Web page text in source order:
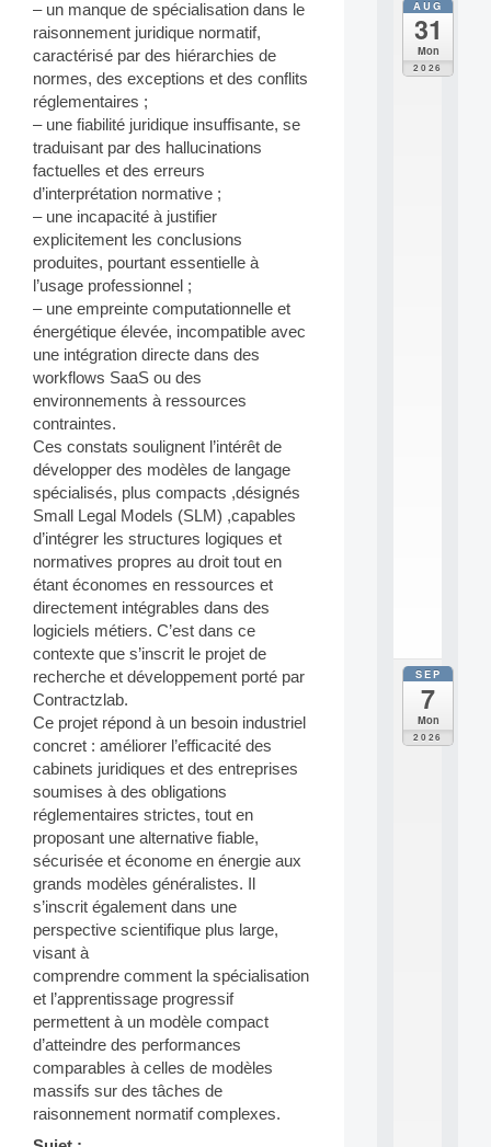
– un manque de spécialisation dans le
raisonnement juridique normatif,
caractérisé par des hiérarchies de
normes, des exceptions et des conflits
réglementaires ;
– une fiabilité juridique insuffisante, se
traduisant par des hallucinations
factuelles et des erreurs
d’interprétation normative ;
– une incapacité à justifier
explicitement les conclusions
produites, pourtant essentielle à
l’usage professionnel ;
– une empreinte computationnelle et
énergétique élevée, incompatible avec
une intégration directe dans des
workflows SaaS ou des
environnements à ressources
contraintes.
Ces constats soulignent l’intérêt de
développer des modèles de langage
spécialisés, plus compacts ,désignés
Small Legal Models (SLM) ,capables
d’intégrer les structures logiques et
normatives propres au droit tout en
étant économes en ressources et
directement intégrables dans des
logiciels métiers. C’est dans ce
contexte que s’inscrit le projet de
recherche et développement porté par
Contractzlab.
Ce projet répond à un besoin industriel
concret : améliorer l’efficacité des
cabinets juridiques et des entreprises
soumises à des obligations
réglementaires strictes, tout en
proposant une alternative fiable,
sécurisée et économe en énergie aux
grands modèles généralistes. Il
s’inscrit également dans une
perspective scientifique plus large,
visant à
comprendre comment la spécialisation
et l’apprentissage progressif
permettent à un modèle compact
d’atteindre des performances
comparables à celles de modèles
massifs sur des tâches de
raisonnement normatif complexes.
AUG
31
Mon
2026
SEP
7
Mon
2026